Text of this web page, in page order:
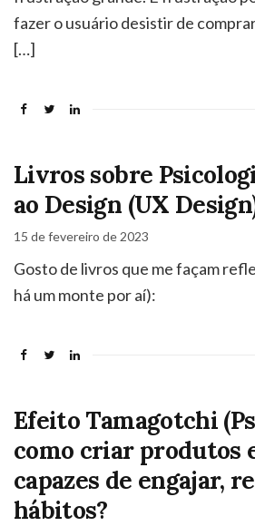
fazer o usuário desistir de
[…]
Livros sobre
ao Design (UX
15 de fevereiro de 2023
Gosto de livros que me façam
há um monte por aí):
Efeito Tamagotchi
como criar produtos
capazes de engajar,
hábitos?